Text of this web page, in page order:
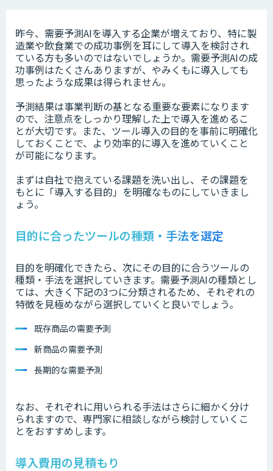
昨今、需要予測AIを導入する企業が増えており、特に製
造業や飲食業での成功事例を耳にして導入を検討され
ている方も多いのではないでしょうか。需要予測AIの成
功事例はたくさんありますが、やみくもに導入しても
思ったような成果は得られません。
予測結果は事業判断の基となる重要な要素になります
ので、注意点をしっかり理解した上で導入を進めるこ
とが大切です。また、ツール導入の目的を事前に明確化
しておくことで、より効率的に導入を進めていくこと
が可能になります。
まずは自社で抱えている課題を洗い出し、その課題を
もとに「導入する目的」を明確なものにしていきまし
ょう。
目的に合ったツールの種類・手法を選定
目的を明確化できたら、次にその目的に合うツールの
種類・手法を選択していきます。需要予測AIの種類とし
ては、大きく下記の3つに分類されるため、それぞれの
特徴を見極めながら選択していくと良いでしょう。
既存商品の需要予測
新商品の需要予測
長期的な需要予測
なお、それぞれに用いられる手法はさらに細かく分け
られますので、専門家に相談しながら検討していくこ
とをおすすめします。
導入費用の見積もり